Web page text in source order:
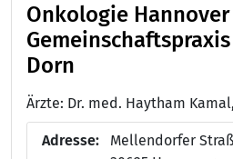
Onkologie Hannover |
Dorn
Adresse:
Mellendorfer